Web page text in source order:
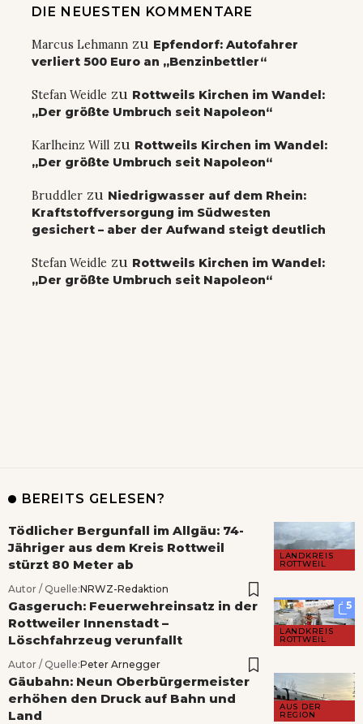
DIE NEUESTEN KOMMENTARE
Marcus Lehmann zu Epfendorf: Autofahrer
verliert 500 Euro an „Benzinbettler“
Stefan Weidle zu Rottweils Kirchen im Wandel:
„Der größte Umbruch seit Napoleon“
Karlheinz Will zu Rottweils Kirchen im Wandel:
„Der größte Umbruch seit Napoleon“
Bruddler zu Niedrigwasser auf dem Rhein:
Kraftstoffversorgung im Südwesten
gesichert – aber der Aufwand steigt deutlich
Stefan Weidle zu Rottweils Kirchen im Wandel:
„Der größte Umbruch seit Napoleon“
BEREITS GELESEN?
LANDKREIS
ROTTWEIL
Tödlicher Bergunfall im Allgäu: 74-
Jähriger aus dem Kreis Rottweil
stürzt 80 Meter ab
Autor / Quelle:NRWZ-Redaktion
5
LANDKREIS
ROTTWEIL
Gasgeruch: Feuerwehreinsatz in der
Rottweiler Innenstadt –
Löschfahrzeug verunfallt
Autor / Quelle:Peter Arnegger
AUS DER
REGION
Gäubahn: Neun Oberbürgermeister
erhöhen den Druck auf Bahn und
Land